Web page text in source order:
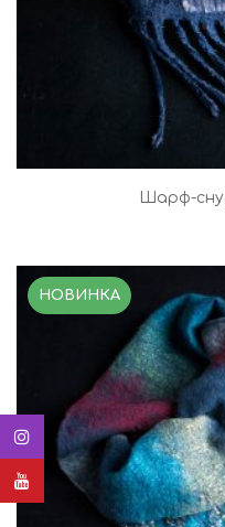
Шарф-
НОВИНКА